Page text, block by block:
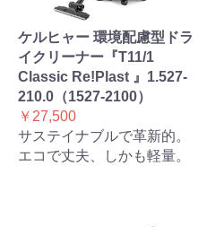
ケルヒャー 環境配慮型ドラ
イクリーナー『T11/1
Classic Re!Plast 』1.527-
210.0（1527-2100）
￥27,500
サステイナブルで革新的。
エコで丈夫、しかも軽量。